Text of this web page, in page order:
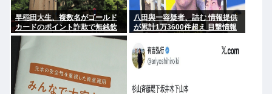
早稲田大生、複数名がゴールド
カードのポイント詐欺で無銭飲
食
八田與一容疑者、詰む 情報提供
が累計1万3600件超え 目撃情報